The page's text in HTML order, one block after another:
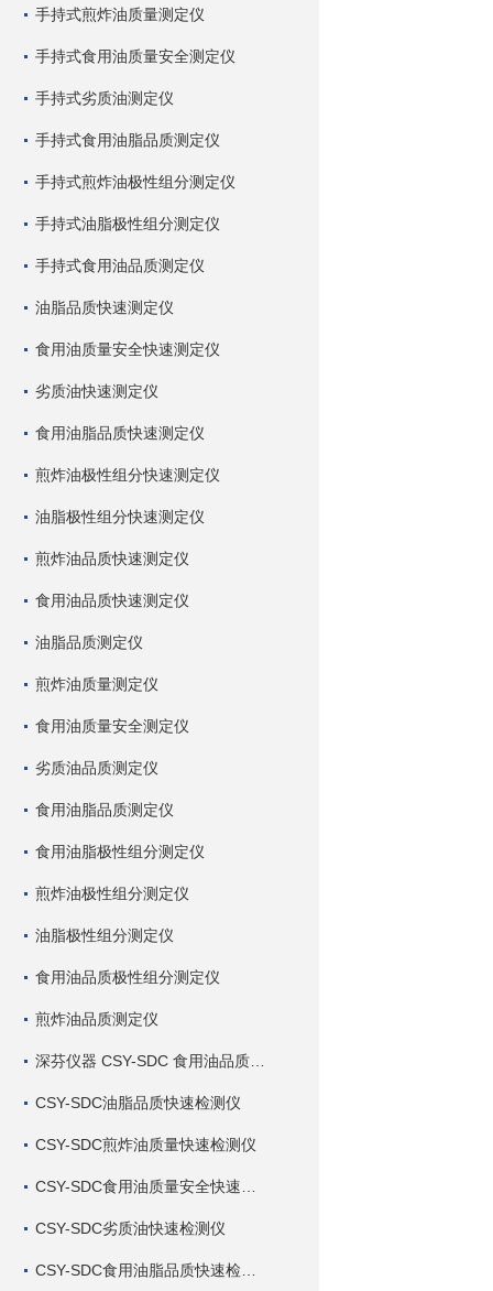
手持式煎炸油质量测定仪
手持式食用油质量安全测定仪
手持式劣质油测定仪
手持式食用油脂品质测定仪
手持式煎炸油极性组分测定仪
手持式油脂极性组分测定仪
手持式食用油品质测定仪
油脂品质快速测定仪
食用油质量安全快速测定仪
劣质油快速测定仪
食用油脂品质快速测定仪
煎炸油极性组分快速测定仪
油脂极性组分快速测定仪
煎炸油品质快速测定仪
食用油品质快速测定仪
油脂品质测定仪
煎炸油质量测定仪
食用油质量安全测定仪
劣质油品质测定仪
食用油脂品质测定仪
食用油脂极性组分测定仪
煎炸油极性组分测定仪
油脂极性组分测定仪
食用油品质极性组分测定仪
煎炸油品质测定仪
CSY-SDC油脂品质快速检测仪
CSY-SDC煎炸油质量快速检测仪
CSY-SDC劣质油快速检测仪